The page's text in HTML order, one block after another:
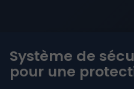
Système de
pour une